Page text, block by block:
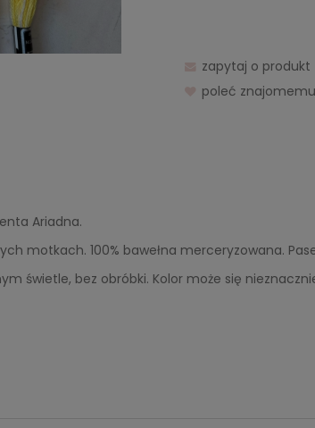
zapytaj o produkt
poleć znajomemu
Ariadna.
motkach. 100% bawełna merceryzowana.
świetle, bez obróbki. Kolor może się